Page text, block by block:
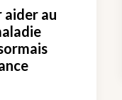
aider au